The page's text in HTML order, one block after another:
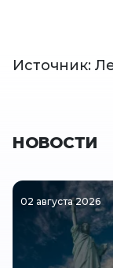
Источник:
НОВОСТИ
02 августа 2026